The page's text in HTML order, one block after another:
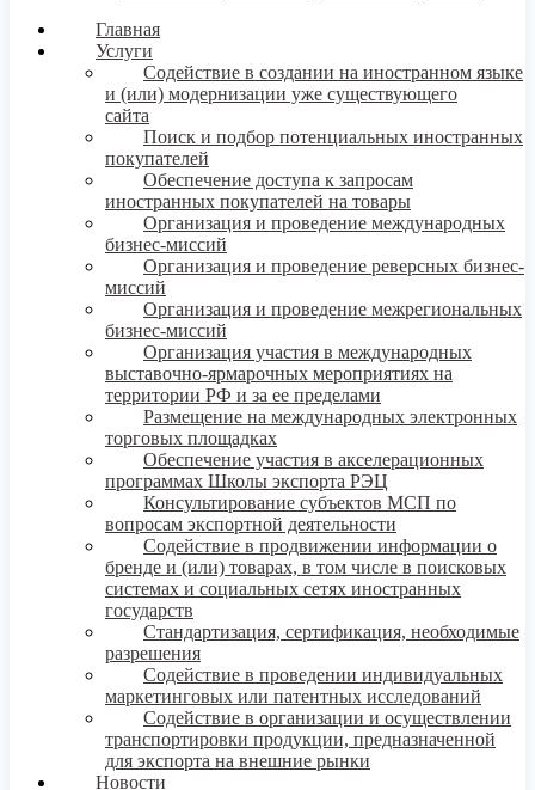
Главная
Услуги
Содействие в создании на иностранном языке
и (или) модернизации уже существующего
сайта
Поиск и подбор потенциальных иностранных
покупателей
Обеспечение доступа к запросам
иностранных покупателей на товары
Организация и проведение международных
бизнес-миссий
Организация и проведение реверсных бизнес-
миссий
Организация и проведение межрегиональных
бизнес-миссий
Организация участия в международных
выставочно-ярмарочных мероприятиях на
территории РФ и за ее пределами
Размещение на международных электронных
торговых площадках
Обеспечение участия в акселерационных
программах Школы экспорта РЭЦ
Консультирование субъектов МСП по
вопросам экспортной деятельности
Содействие в продвижении информации о
бренде и (или) товарах, в том числе в поисковых
системах и социальных сетях иностранных
государств
Стандартизация, сертификация, необходимые
разрешения
Содействие в проведении индивидуальных
маркетинговых или патентных исследований
Содействие в организации и осуществлении
транспортировки продукции, предназначенной
для экспорта на внешние рынки
Новости